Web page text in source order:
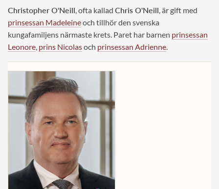
KUNGAFAMILJEN
UTLÄNDSKT
KÄNDISAR
VÄRLDENS KUNGAHUS
Brittiska kungahuset
Norska kungahuset
Danska kungahuset
Spanska kungahuset
Nederländska kungahuset
REDAKTION
Christopher O'Neill , ofta kallad Chris O'Neill , är gift med
prinsessan Madeleineoch tillhör den svenska
kungafamiljens närmaste krets. Paret har barnen prinsessan
Leonore prins Nicolasoch prinsessan Adrienne